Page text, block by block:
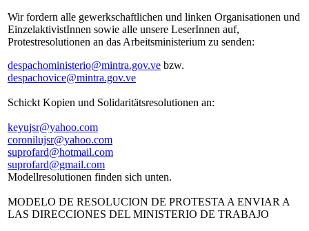
Wir fordern alle gewerkschaftlichen und linken Organisationen und
EinzelaktivistInnen sowie alle unsere LeserInnen auf,
Protestresolutionen an das Arbeitsministerium zu senden:
despachoministerio@mintra.gov.ve bzw.
despachovice@mintra.gov.ve
Schickt Kopien und Solidaritätsresolutionen an:
keyujsr@yahoo.com
coronilujsr@yahoo.com
suprofard@hotmail.com
suprofard@gmail.com
Modellresolutionen finden sich unten.
MODELO DE RESOLUCION DE PROTESTA A ENVIAR A
LAS DIRECCIONES DEL MINISTERIO DE TRABAJO